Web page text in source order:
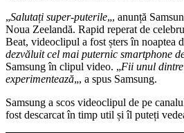
„Salutați super-puterile„, anunță
Noua Zeelandă. Rapid reperat de
Beat, videoclipul a fost șters în noaptea
dezvăluit cel mai puternic smartphone
Samsung în clipul video. „Fii unul
experimentează„, a spus Samsung.
Samsung a scos videoclipul de pe
fost descarcat în timp util și îl puteți